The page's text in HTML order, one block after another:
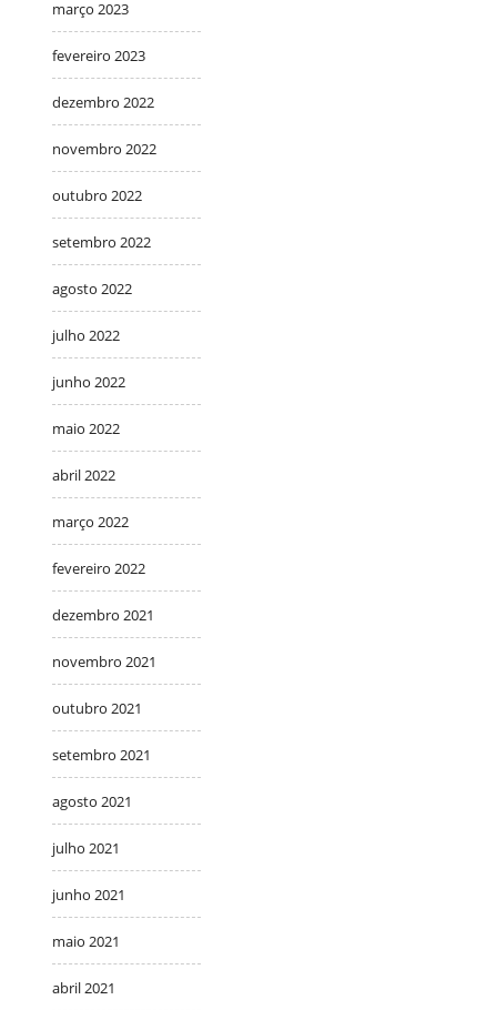
março 2023
fevereiro 2023
dezembro 2022
novembro 2022
outubro 2022
setembro 2022
agosto 2022
julho 2022
junho 2022
maio 2022
abril 2022
março 2022
fevereiro 2022
dezembro 2021
novembro 2021
outubro 2021
setembro 2021
agosto 2021
julho 2021
junho 2021
maio 2021
abril 2021